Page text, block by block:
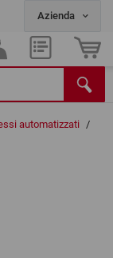
automatizzati /